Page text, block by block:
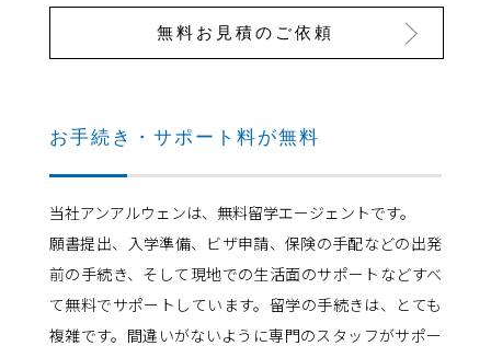
無料お見積のご依頼
お手続き・サポート料が無料
当社アンアルウェンは、無料留学エージェントです。
願書提出、入学準備、ビザ申請、保険の手配などの出発
前の手続き、そして現地での生活面のサポートなどすべ
て無料でサポートしています。留学の手続きは、とても
複雑です。間違いがないように専門のスタッフがサポー